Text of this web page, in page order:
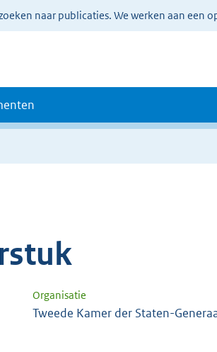
naar publicaties. We werken aan een
Organisatie
Tweede Kamer der Staten-